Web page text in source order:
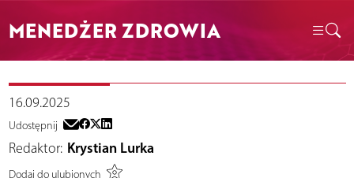
MENEDŻER ZDROWIA
16.09.2025
Udostępnij
Redaktor: Krystian Lurka
Dodaj do ulubionych